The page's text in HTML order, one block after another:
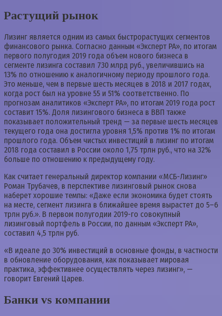
Растущий рынок
Лизинг является одним из самых быстрорастущих сегментов
финансового рынка. Согласно данным «Эксперт РА», по итогам
первого полугодия 2019 года объем нового бизнеса в
сегменте лизинга составил 730 млрд руб., увеличившись на
13% по отношению к аналогичному периоду прошлого года.
Это меньше, чем в первые шесть месяцев в 2018 и 2017 годах,
когда рост был на уровне 55 и 51% соответственно. По
прогнозам аналитиков «Эксперт РА», по итогам 2019 года рост
составит 15%. Доля лизингового бизнеса в ВВП также
показывает положительный тренд — за первые шесть месяцев
текущего года она достигла уровня 1,5% против 1% по итогам
прошлого года. Объем чистых инвестиций в лизинг по итогам
2018 года составил в России около 1,75 трлн руб., что на 32%
больше по отношению к предыдущему году.
Как считает генеральный директор компании «МСБ-Лизинг»
Роман Трубачев, в перспективе лизинговый рынок снова
наберет хорошие темпы: «Даже если экономика будет стоять
на месте, сегмент лизинга в ближайшее время вырастет до 5–6
трлн руб.». В первом полугодии 2019-го совокупный
лизинговый портфель в России, по данным «Эксперт РА»,
составил 4,5 трлн руб.
«В идеале до 30% инвестиций в основные фонды, в частности
в обновление оборудования, как показывает мировая
практика, эффективнее осуществлять через лизинг», —
говорит Евгений Царев.
Банки vs компании